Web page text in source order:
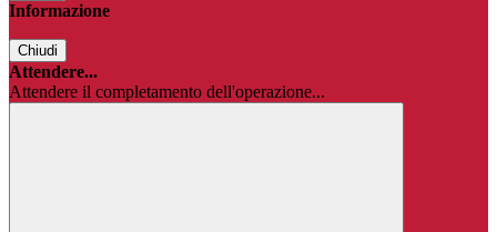
Informazione
Chiudi
Attendere...
Attendere il completamento dell'operazione...